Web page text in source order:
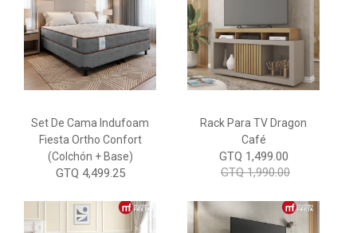
Set De Cama Indufoam
Fiesta Ortho Confort
(Colchón + Base)
GTQ 4,499.25
Rack Para TV Dragon
Café
GTQ 1,499.00
GTQ 1,990.00